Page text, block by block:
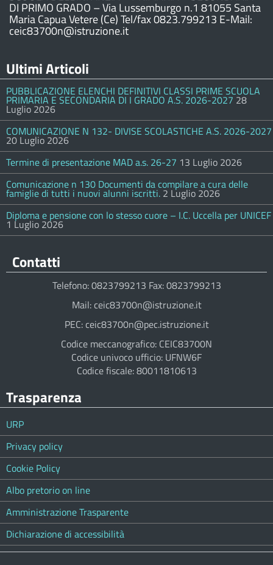
DI PRIMO GRADO – Via Lussemburgo n.1 81055 Santa
Maria Capua Vetere (Ce) Tel/fax 0823.799213 E-Mail:
ceic83700n@istruzione.it
Ultimi Articoli
PUBBLICAZIONE ELENCHI DEFINITIVI CLASSI PRIME SCUOLA
PRIMARIA E SECONDARIA DI I GRADO A.S. 2026-2027 28
Luglio 2026
COMUNICAZIONE N 132- DIVISE SCOLASTICHE A.S. 2026-2027
20 Luglio 2026
Termine di presentazione MAD a.s. 26-27 13 Luglio 2026
Comunicazione n 130 Documenti da compilare a cura delle
famiglie di tutti i nuovi alunni iscritti. 2 Luglio 2026
Diploma e pensione con lo stesso cuore – I.C. Uccella per UNICEF
1 Luglio 2026
Contatti
Telefono: 0823799213 Fax: 0823799213
Mail: ceic83700n@istruzione.it
PEC: ceic83700n@pec.istruzione.it
Codice meccanografico: CEIC83700N
Codice univoco ufficio: UFNW6F
Codice fiscale: 80011810613
Trasparenza
URP
Privacy policy
Cookie Policy
Albo pretorio on line
Amministrazione Trasparente
Dichiarazione di accessibilità